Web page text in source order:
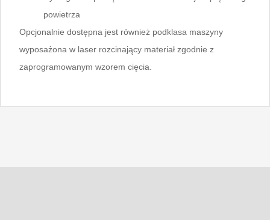
powietrza
Opcjonalnie dostępna jest również podklasa maszyny
wyposażona w laser rozcinający materiał zgodnie z
zaprogramowanym wzorem cięcia.